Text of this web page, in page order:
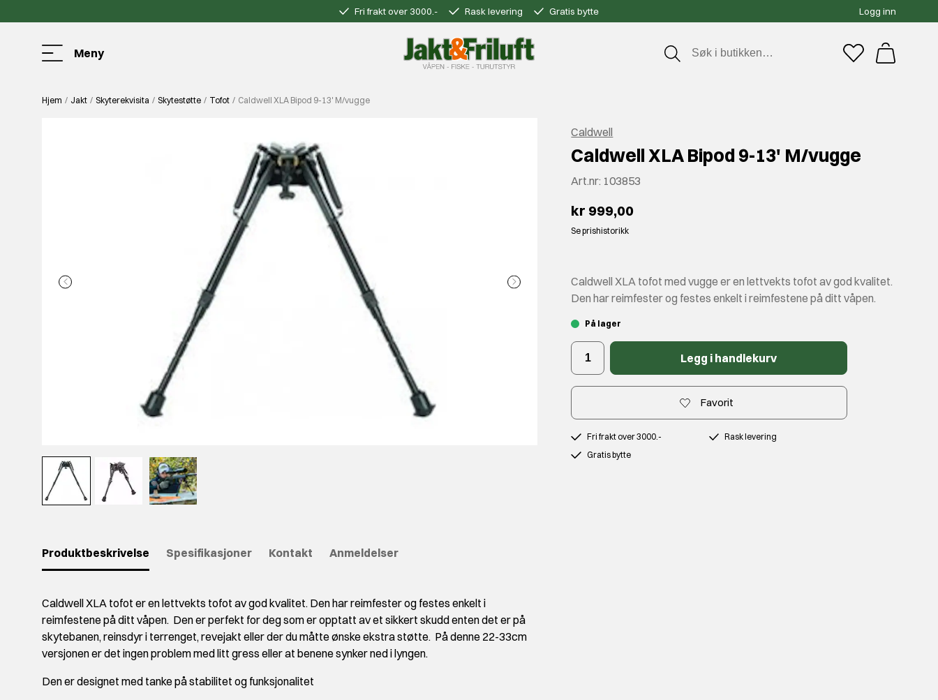
Fri frakt over 3000.- Rask levering Gratis bytte Logg inn
Meny
Hjem Jakt Skyterekvisita Skytestøtte Tofot Caldwell XLA Bipod 9-13' M/vugge
Produktbeskrivelse Spesifikasjoner Kontakt Anmeldelser
Caldwell XLA tofot er en lettvekts tofot av god kvalitet. Den har reimfester og festes enkelt i
reimfestene på ditt våpen. Den er perfekt for deg som er opptatt av et sikkert skudd enten det er på
skytebanen, reinsdyr i terrenget, revejakt eller der du måtte ønske ekstra støtte. På denne 22-33cm
versjonen er det ingen problem med litt gress eller at benene synker ned i lyngen.
Den er designet med tanke på stabilitet og funksjonalitet
Caldwell
Caldwell XLA Bipod 9-13' M/vugge
Art.nr: 103853
kr 999,00
Se prishistorikk
Caldwell XLA tofot med vugge er en lettvekts tofot av god kvalitet.
Den har reimfester og festes enkelt i reimfestene på ditt våpen.
På lager
Legg i handlekurv
Favorit
Fri frakt over 3000.-
Rask levering
Gratis bytte